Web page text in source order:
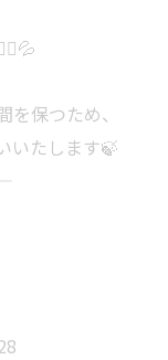
保つため、
いたします🍃